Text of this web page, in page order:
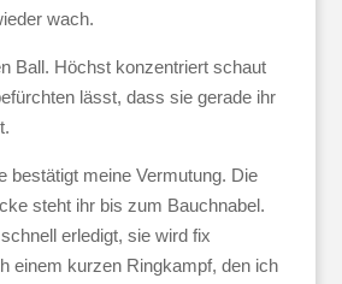
wach.
Ball. Höchst konzentriert schaut
lässt, dass sie gerade ihr
bestätigt meine Vermutung. Die
steht ihr bis zum Bauchnabel.
erledigt, sie wird fix
einem kurzen Ringkampf, den ich